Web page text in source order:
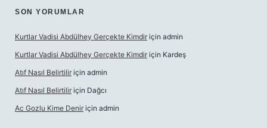
SON YORUMLAR
Kurtlar Vadisi Abdülhey Gerçekte Kimdir için admin
Kurtlar Vadisi Abdülhey Gerçekte Kimdir için Kardeş
Atıf Nasıl Belirtilir için admin
Atıf Nasıl Belirtilir için Dağcı
Ac Gozlu Kime Denir için admin